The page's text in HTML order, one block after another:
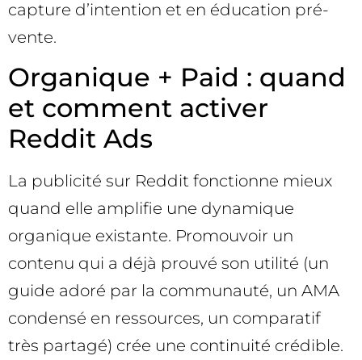
capture d’intention et en éducation pré-
vente.
Organique + Paid : quand
et comment activer
Reddit Ads
La publicité sur Reddit fonctionne mieux
quand elle amplifie une dynamique
organique existante. Promouvoir un
contenu qui a déjà prouvé son utilité (un
guide adoré par la communauté, un AMA
condensé en ressources, un comparatif
très partagé) crée une continuité crédible.